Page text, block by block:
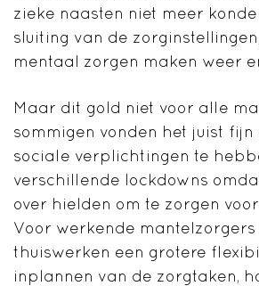
zieke naasten niet meer
sluiting van de
mentaal zorgen maken weer
Maar dit gold niet voor alle
sommigen vonden het juist
sociale verplichtingen te
verschillende lockdowns
over hielden om te zorgen
Voor werkende
thuiswerken een grotere
inplannen van de zorgtaken,